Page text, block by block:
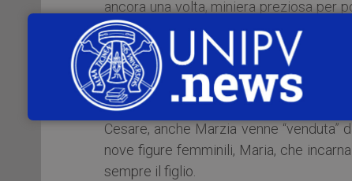
ancora una volta, miniera preziosa per
come merce di scambio, uccise.
A partire da Francesca da Rimini,
costrette a matrimoni non desiderati
Tolomei, uccisa dal marito quando
Cesare, anche Marzia venne
nove figure femminili, Maria, che
sempre il figlio.